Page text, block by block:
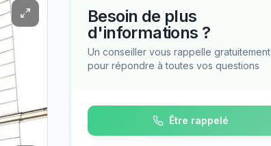
Besoin de plus
d'informations ?
Un conseiller vous rappelle gratuitement
pour répondre à toutes vos questions
Être rappelé